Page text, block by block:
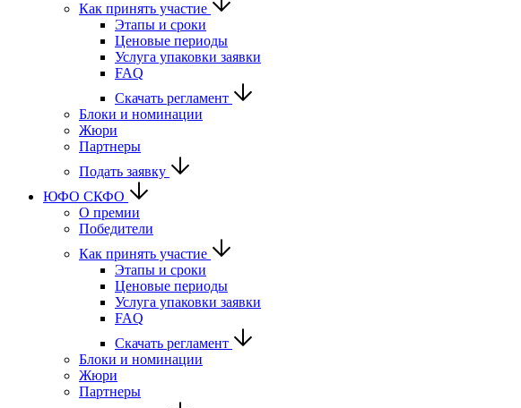
Как принять участие
Этапы и сроки
Ценовые периоды
Услуга упаковки заявки
FAQ
Скачать регламент
Блоки и номинации
Жюри
Партнеры
Подать заявку
ЮФО СКФО
О премии
Победители
Как принять участие
Этапы и сроки
Ценовые периоды
Услуга упаковки заявки
FAQ
Скачать регламент
Блоки и номинации
Жюри
Партнеры